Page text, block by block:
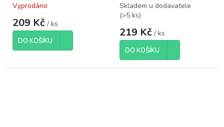
Vyprodáno
209 Kč / ks
DO KOŠÍKU
5,5x2,1mm
Skladem u dodavatele
(>5 ks)
219 Kč / ks
DO KOŠÍKU